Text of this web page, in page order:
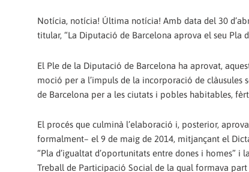
Notícia, notícia! Última notícia! Amb data del 30
titular, “La Diputació de Barcelona aprova el seu Pla
El Ple de la Diputació de Barcelona ha aprovat,
moció per a l’impuls de la incorporació de clàusules
de Barcelona per a les ciutats i pobles habitables,
El procés que culminà l’elaboració i, posterior,
formalment– el 9 de maig de 2014, mitjançant el
“Pla d’igualtat d’oportunitats entre dones i homes” i
Treball de Participació Social de la qual formava part